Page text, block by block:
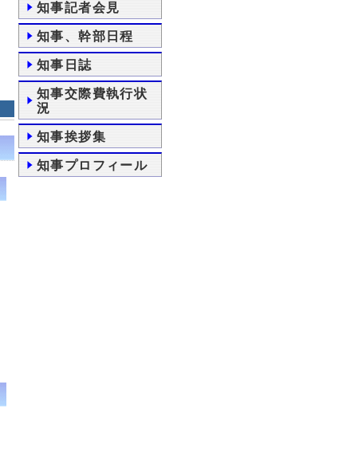
知事記者会見
知事、幹部日程
知事日誌
知事交際費執行状
況
知事挨拶集
知事プロフィール